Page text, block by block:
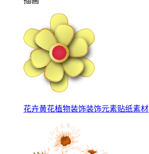
花卉黄花植物装饰装饰元素贴纸素材